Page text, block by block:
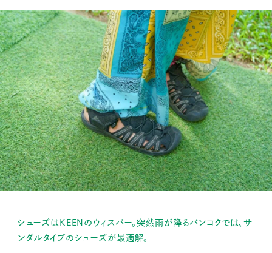
シューズはKEENのウィスパー。突然雨が降るバンコクでは、サ
ンダルタイプのシューズが最適解。